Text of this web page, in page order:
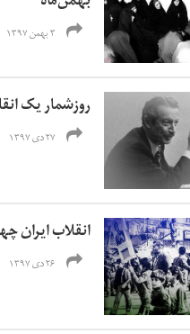
۳ بهمن ۱۳۹۷
روزشمار یک انقلاب-
۲۷ دی ۱۳۹۷
انقلاب ایران
۲۶ دی ۱۳۹۷